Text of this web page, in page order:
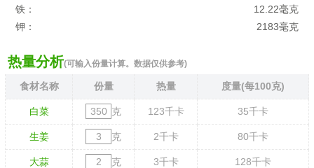
铁：
12.22毫克
钾：
2183毫克
热量分析(可输入份量计算。数据仅供参考)
食材名称 份量 热量 度量(每100克)
白菜 克 123千卡 35千卡
生姜 克 2千卡 80千卡
大蒜 克 3千卡 128千卡